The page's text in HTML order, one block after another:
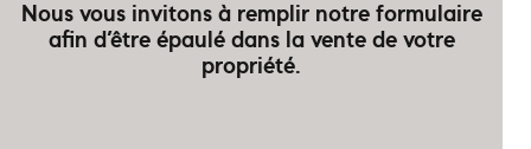
Nous vous invitons à remplir notre formulaire
afin d’être épaulé dans la vente de votre
propriété.